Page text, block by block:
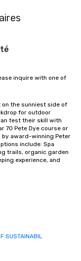
inquire with one of
the sunniest side of
for outdoor
test their skill with
70 Pete Dye course or
award-winning Peter
include: Spa
trails, organic garden
experience, and
SUSTAINABIL